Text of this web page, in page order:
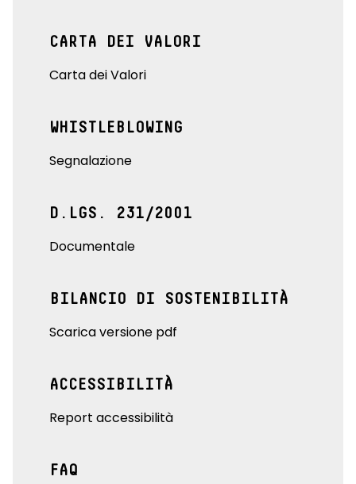
CARTA DEI VALORI
Carta dei Valori
WHISTLEBLOWING
Segnalazione
D.LGS. 231/2001
Documentale
BILANCIO DI SOSTENIBILITÀ
Scarica versione pdf
ACCESSIBILITÀ
Report accessibilità
FAQ